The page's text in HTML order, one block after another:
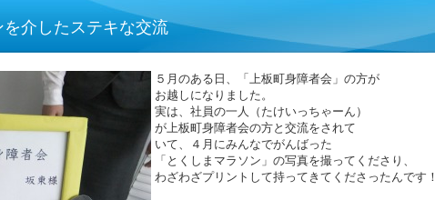
を介したステキな交流
５月のある日、「上板町身障者会」の方が
お越しになりました。
実は、社員の一人（たけいっちゃーん）
が上板町身障者会の方と交流をされて
いて、４月にみんなでがんばった
「とくしまマラソン」の写真を撮ってくださり、
わざわざプリントして持ってきてくださったんです！